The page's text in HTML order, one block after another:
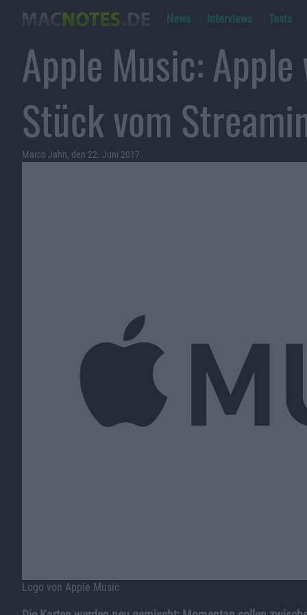
News Interviews Tests
Apple Music:
Stück vom
Marco Jahn, den 22. Juni 2017
Logo von Apple Music